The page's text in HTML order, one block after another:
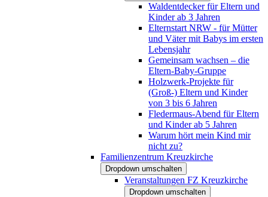
Waldentdecker für Eltern und
Kinder ab 3 Jahren
Elternstart NRW - für Mütter
und Väter mit Babys im ersten
Lebensjahr
Gemeinsam wachsen – die
Eltern-Baby-Gruppe
Holzwerk-Projekte für
(Groß-) Eltern und Kinder
von 3 bis 6 Jahren
Fledermaus-Abend für Eltern
und Kinder ab 5 Jahren
Warum hört mein Kind mir
nicht zu?
Familienzentrum Kreuzkirche
Dropdown umschalten
Veranstaltungen FZ Kreuzkirche
Dropdown umschalten